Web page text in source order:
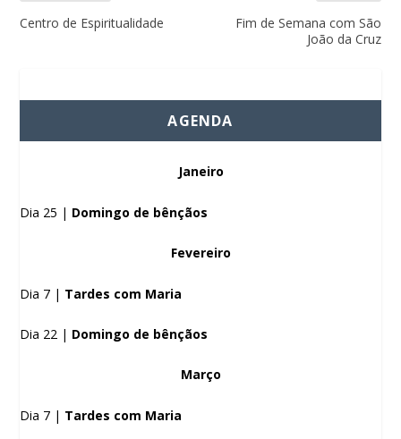
Centro de Espiritualidade
Fim de Semana com São
João da Cruz
AGENDA
Janeiro
Dia 25 | Domingo de bênçãos
Fevereiro
Dia 7 | Tardes com Maria
Dia 22 | Domingo de bênçãos
Março
Dia 7 | Tardes com Maria